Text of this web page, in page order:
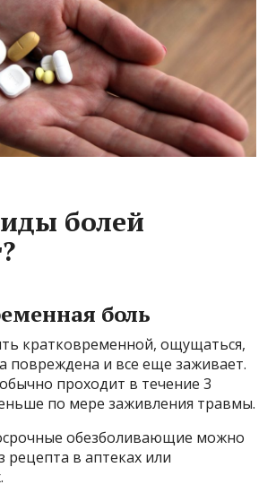
болей
боль
кратковременной, ощущаться,
повреждена и все еще заживает.
проходит в течение 3
по мере заживления травмы.
обезболивающие можно
рецепта в аптеках или